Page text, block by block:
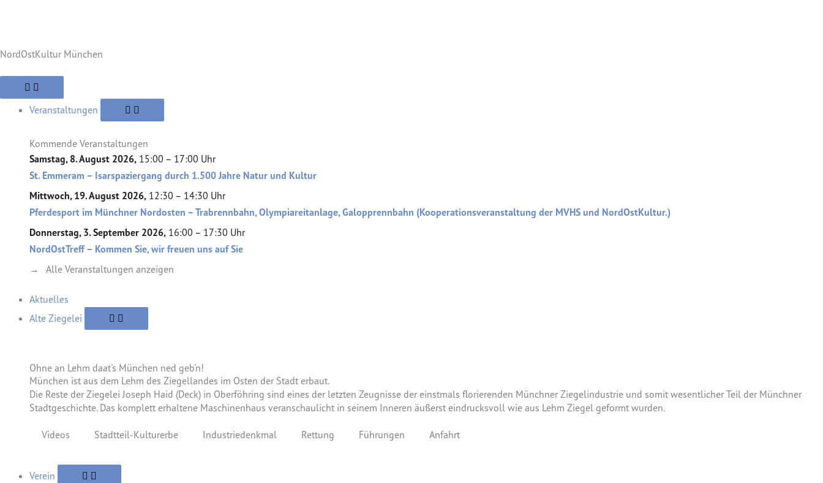
NordOstKultur München
Veranstaltungen
Kommende Veranstaltungen
Samstag, 8. August 2026, 15:00 – 17:00 Uhr
St. Emmeram – Isarspaziergang durch 1.500 Jahre Natur und Kultur
Mittwoch, 19. August 2026, 12:30 – 14:30 Uhr
Pferdesport im Münchner Nordosten – Trabrennbahn, Olympiareitanlage, Galopprennbahn (Kooperationsveranstaltung der MVHS und NordOstKultur.)
Donnerstag, 3. September 2026, 16:00 – 17:30 Uhr
NordOstTreff – Kommen Sie, wir freuen uns auf Sie
→ Alle Veranstaltungen anzeigen
Aktuelles
Alte Ziegelei
Ziegelei
Ziegelei
Ohne an Lehm daat's München ned geb'n!
München ist aus dem Lehm des Ziegellandes im Osten der Stadt erbaut.
Die Reste der Ziegelei Joseph Haid (Deck) in Oberföhring sind eines der letzten Zeugnisse der einstmals florierenden Münchner Ziegelindustrie und somit wesentlicher Teil der Münchner
Stadtgeschichte. Das komplett erhaltene Maschinenhaus veranschaulicht in seinem Inneren äußerst eindrucksvoll wie aus Lehm Ziegel geformt wurden.
Videos Stadtteil-Kulturerbe Industriedenkmal Rettung Führungen Anfahrt
Verein